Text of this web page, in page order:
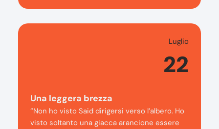
Luglio
22
Una leggera brezza
“Non ho visto Said dirigersi verso l’albero. Ho
visto soltanto una giacca arancione essere